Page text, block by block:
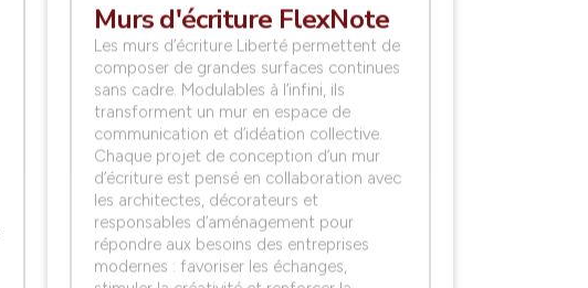
Murs d'écriture FlexNote
Les murs d’écriture Liberté permettent de
composer de grandes surfaces continues
sans cadre. Modulables à l’infini, ils
transforment un mur en espace de
communication et d’idéation collective.
Chaque projet de conception d’un mur
d’écriture est pensé en collaboration avec
les architectes, décorateurs et
responsables d’aménagement pour
répondre aux besoins des entreprises
modernes : favoriser les échanges,